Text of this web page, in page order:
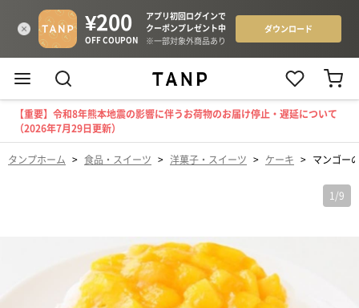
【重要】令和8年熊本地震の影響に伴うお荷物のお届け停止・遅延について
（2026年7月29日更新）
タンプホーム > 食品・スイーツ > 洋菓子・スイーツ > ケーキ > マンゴー
1 /9